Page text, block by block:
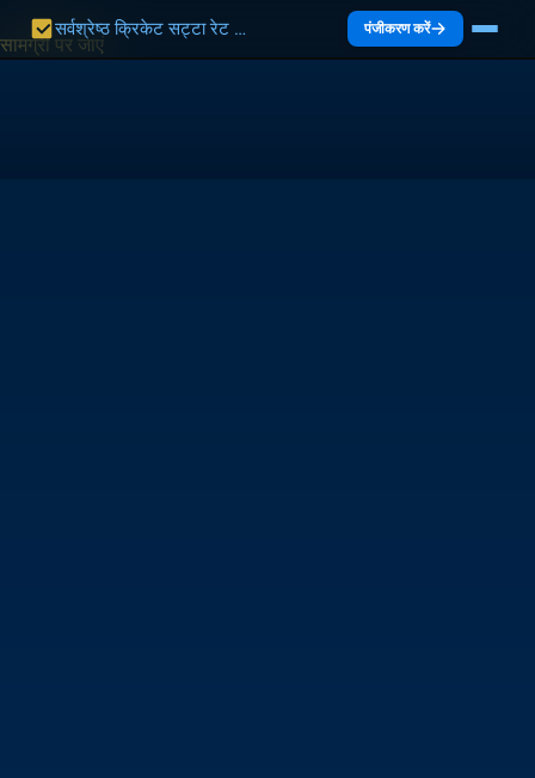
सामग्री पर जाएं
सर्वश्रेष्ठ क्रिकेट सट्टा रेट भारत 2027 | भारत गाइड पंजीकरण करें